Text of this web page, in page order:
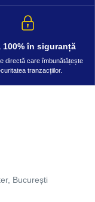
100% în siguranță
directă care îmbunătățește
tranzacțiilor.
București